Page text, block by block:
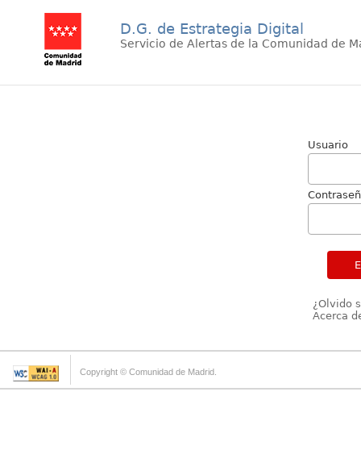
D.G. de Estrategia Digital
Servicio de Alertas de la Comunidad de
Usuario
¿Olvido
Acerca
Copyright © Comunidad de Madrid.